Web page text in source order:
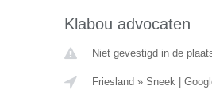
Klabou advocaten
Niet gevestigd in de
Friesland » Sneek|